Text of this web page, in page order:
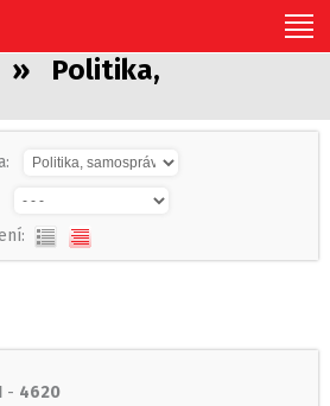
» Politika,
- 4620